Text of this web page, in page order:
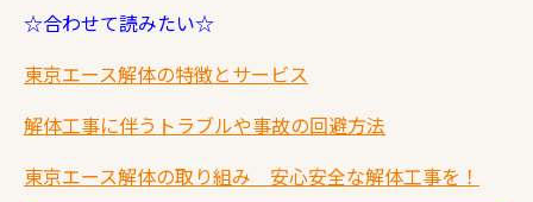
☆合わせて読みたい☆
東京エース解体の特徴とサービス
解体工事に伴うトラブルや事故の回避方法
東京エース解体の取り組み 安心安全な解体工事を！